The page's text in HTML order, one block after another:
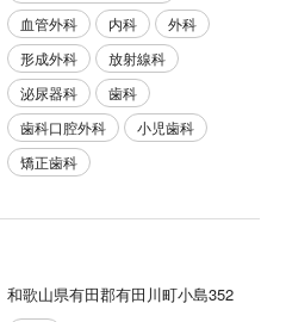
血管外科
内科
外科
形成外科
放射線科
泌尿器科
歯科
歯科口腔外科
小児歯科
矯正歯科
和歌山県有田郡有田川町小島352